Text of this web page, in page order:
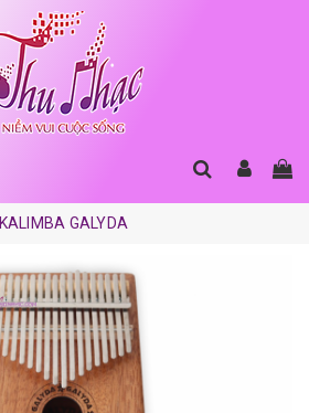
KALIMBA GALYDA